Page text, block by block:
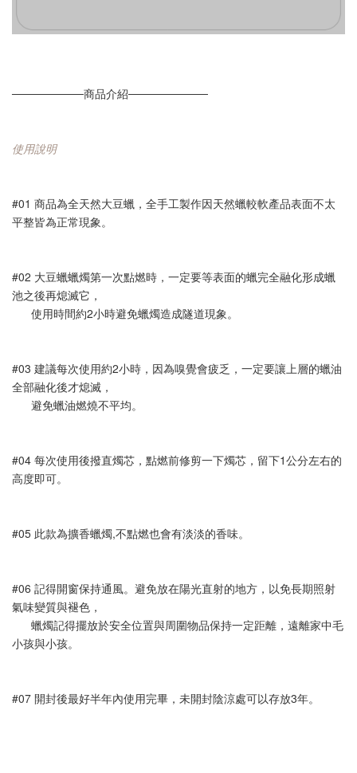
─────────商品介紹──────────
使用說明
#01 商品為全天然大豆蠟，全手工製作因天然蠟較軟產品表面不太
平整皆為正常現象。
#02 大豆蠟蠟燭第一次點燃時，一定要等表面的蠟完全融化形成蠟
池之後再熄滅它，
使用時間約2小時避免蠟燭造成隧道現象。
#03 建議每次使用約2小時，因為嗅覺會疲乏，一定要讓上層的蠟油
全部融化後才熄滅，
避免蠟油燃燒不平均。
#04 每次使用後撥直燭芯，點燃前修剪一下燭芯，留下1公分左右的
高度即可。
#05 此款為擴香蠟燭,不點燃也會有淡淡的香味。
#06 記得開窗保持通風。避免放在陽光直射的地方，以免長期照射
氣味變質與褪色，
蠟燭記得擺放於安全位置與周圍物品保持一定距離，遠離家中毛
小孩與小孩。
#07 開封後最好半年內使用完畢，未開封陰涼處可以存放3年。